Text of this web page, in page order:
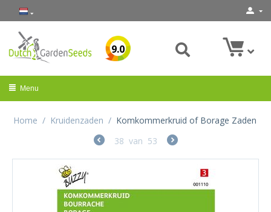
9.0
Menu
Home / Kruidenzaden / Komkommerkruid of Borage Zaden
38 van 53